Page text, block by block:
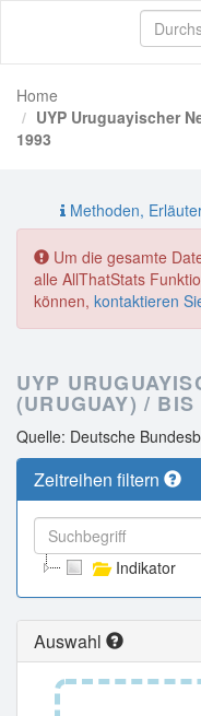
Home
UYP Uruguayischer
1993
Methoden,
Um die gesamte
alle AllThatStats
können, kontaktieren
UYP
(URUGUAY) /
Quelle: Deutsche
Zeitreihen filtern
Indikator
Auswahl